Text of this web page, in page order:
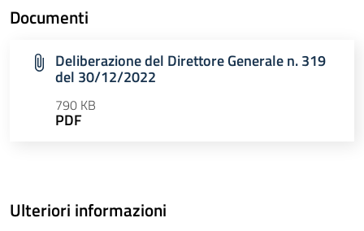
Documenti
Deliberazione del Direttore Generale n. 319
del 30/12/2022
790 KB
PDF
Ulteriori informazioni